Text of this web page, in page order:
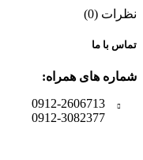
نظرات (0)
تماس با ما
شماره های همراه:
0912-2606713
0912-3082377